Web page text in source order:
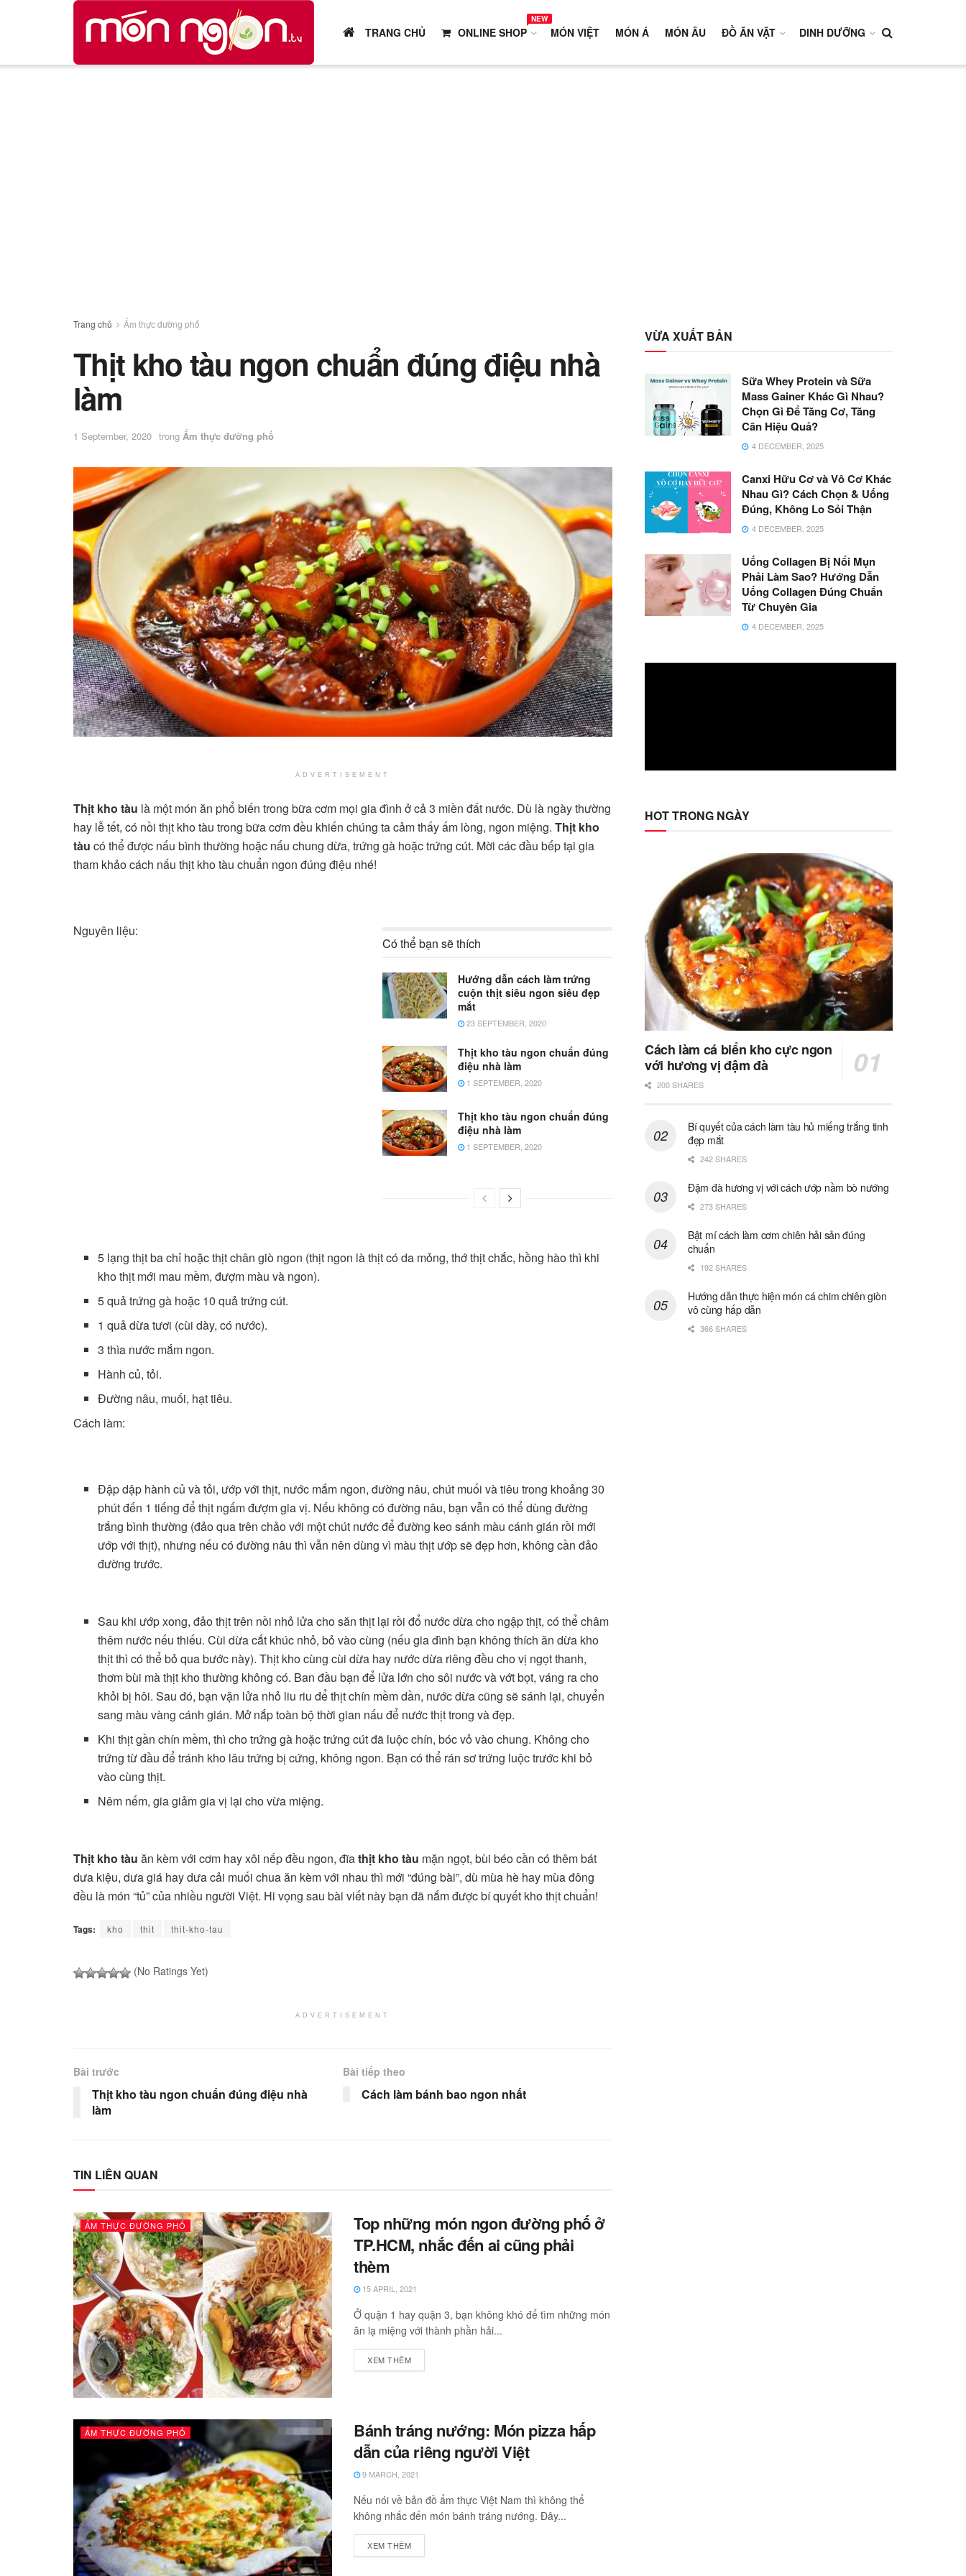
TRANG CHỦ ONLINE SHOP
NEW
MÓN VIỆT MÓN Á MÓN ÂU ĐỒ ĂN VẶT DINH DƯỠNG
Trang chủ Ẩm thực đường phố
Thịt kho tàu ngon chuẩn đúng điệu nhà
làm
1 September, 2020 trong Ẩm thực đường phố
ADVERTISEMENT
Thịt kho tàu là một món ăn phổ biến trong bữa cơm mọi gia đình ở cả 3 miền đất nước. Dù là ngày thường
hay lễ tết, có nồi thịt kho tàu trong bữa cơm đều khiến chúng ta cảm thấy ấm lòng, ngon miệng. Thịt kho
tàu có thể được nấu bình thường hoặc nấu chung dừa, trứng gà hoặc trứng cút. Mời các đầu bếp tại gia
tham khảo cách nấu thịt kho tàu chuẩn ngon đúng điệu nhé!
Có thể bạn sẽ thích
Hướng dẫn cách làm trứng
cuộn thịt siêu ngon siêu đẹp
mắt
23 SEPTEMBER, 2020
Thịt kho tàu ngon chuẩn đúng
điệu nhà làm
1 SEPTEMBER, 2020
Thịt kho tàu ngon chuẩn đúng
điệu nhà làm
1 SEPTEMBER, 2020
Nguyên liệu:
5 lạng thịt ba chỉ hoặc thịt chân giò ngon (thịt ngon là thịt có da mỏng, thớ thịt chắc, hồng hào thì khi
kho thịt mới mau mềm, đượm màu và ngon).
5 quả trứng gà hoặc 10 quả trứng cút.
1 quả dừa tươi (cùi dày, có nước).
3 thìa nước mắm ngon.
Hành củ, tỏi.
Đường nâu, muối, hạt tiêu.
Cách làm:
Đập dập hành củ và tỏi, ướp với thịt, nước mắm ngon, đường nâu, chút muối và tiêu trong khoảng 30
phút đến 1 tiếng để thịt ngấm đượm gia vị. Nếu không có đường nâu, bạn vẫn có thể dùng đường
trắng bình thường (đảo qua trên chảo với một chút nước để đường keo sánh màu cánh gián rồi mới
ướp với thịt), nhưng nếu có đường nâu thì vẫn nên dùng vì màu thịt ướp sẽ đẹp hơn, không cần đảo
đường trước.
Sau khi ướp xong, đảo thịt trên nồi nhỏ lửa cho săn thịt lại rồi đổ nước dừa cho ngập thịt, có thể châm
thêm nước nếu thiếu. Cùi dừa cắt khúc nhỏ, bỏ vào cùng (nếu gia đình bạn không thích ăn dừa kho
thịt thì có thể bỏ qua bước này). Thịt kho cùng cùi dừa hay nước dừa riêng đều cho vị ngọt thanh,
thơm bùi mà thịt kho thường không có. Ban đầu bạn để lửa lớn cho sôi nước và vớt bọt, váng ra cho
khỏi bị hôi. Sau đó, bạn vặn lửa nhỏ liu riu để thịt chín mềm dần, nước dừa cũng sẽ sánh lại, chuyển
sang màu vàng cánh gián. Mở nắp toàn bộ thời gian nấu để nước thịt trong và đẹp.
Khi thịt gần chín mềm, thì cho trứng gà hoặc trứng cút đã luộc chín, bóc vỏ vào chung. Không cho
trứng từ đầu để tránh kho lâu trứng bị cứng, không ngon. Bạn có thể rán sơ trứng luộc trước khi bỏ
vào cùng thịt.
Nêm nếm, gia giảm gia vị lại cho vừa miệng.
Thịt kho tàu ăn kèm với cơm hay xôi nếp đều ngon, đĩathịt kho tàu mặn ngọt, bùi béo cần có thêm bát
dưa kiệu, dưa giá hay dưa cải muối chua ăn kèm với nhau thì mới “đúng bài”, dù mùa hè hay mùa đông
đều là món “tủ” của nhiều người Việt. Hi vọng sau bài viết này bạn đã nắm được bí quyết kho thịt chuẩn!
Tags: kho thit thit-kho-tau
(No Ratings Yet)
ADVERTISEMENT
Bài trước
Thịt kho tàu ngon chuẩn đúng điệu nhà
làm
Bài tiếp theo
Cách làm bánh bao ngon nhất
TIN LIÊN QUAN
ẨM THỰC ĐƯỜNG PHỐ
Top những món ngon đường phố ở
TP.HCM, nhắc đến ai cũng phải
thèm
15 APRIL, 2021
Ở quận 1 hay quận 3, bạn không khó để tìm những món
ăn lạ miệng với thành phần hải...
XEM THÊM
ẨM THỰC ĐƯỜNG PHỐ
Bánh tráng nướng: Món pizza hấp
dẫn của riêng người Việt
9 MARCH, 2021
Nếu nói về bản đồ ẩm thực Việt Nam thì không thể
không nhắc đến món bánh tráng nướng. Đây...
XEM THÊM
VỪA XUẤT BẢN
Sữa Whey Protein và Sữa
Mass Gainer Khác Gì Nhau?
Chọn Gì Để Tăng Cơ, Tăng
Cân Hiệu Quả?
4 DECEMBER, 2025
Canxi Hữu Cơ và Vô Cơ Khác
Nhau Gì? Cách Chọn & Uống
Đúng, Không Lo Sỏi Thận
4 DECEMBER, 2025
Uống Collagen Bị Nổi Mụn
Phải Làm Sao? Hướng Dẫn
Uống Collagen Đúng Chuẩn
Từ Chuyên Gia
4 DECEMBER, 2025
HOT TRONG NGÀY
Cách làm cá biển kho cực ngon
với hương vị đậm đà
200 SHARES
Bí quyết của cách làm tàu hủ miếng trắng tinh
đẹp mắt
242 SHARES
Đậm đà hương vị với cách ướp nầm bò nướng
273 SHARES
Bật mí cách làm cơm chiên hải sản đúng
chuẩn
192 SHARES
Hướng dẫn thực hiện món cá chim chiên giòn
vô cùng hấp dẫn
366 SHARES